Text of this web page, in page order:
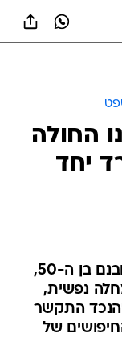
החולה
יחד
שני קשישים בשנות ה-80 לחייהם ובנם בן ה-50,
נפשית,
התקשר
של